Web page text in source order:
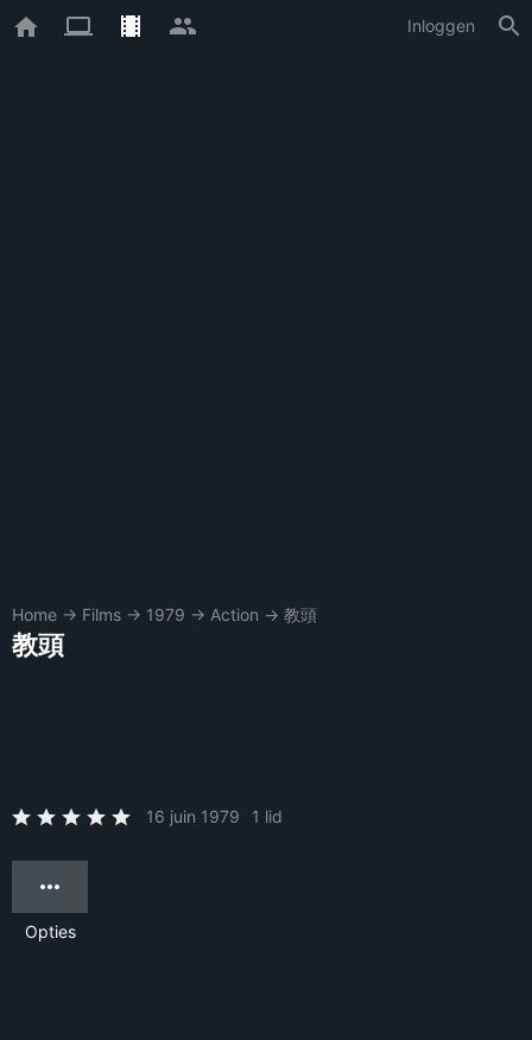
Inloggen
Home → Films → 1979 → Action → 教頭
教頭
16 juin 1979 1 lid
Opties